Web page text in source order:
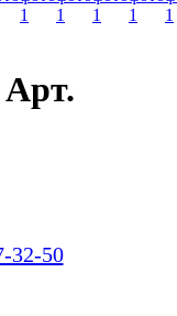
Арт.
32-50